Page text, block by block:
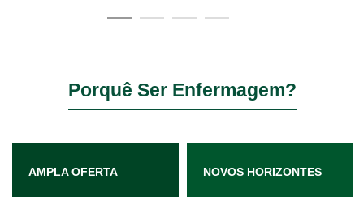
Porquê Ser Enfermagem?
AMPLA OFERTA NOVOS HORIZONTES